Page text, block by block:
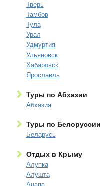
Тверь
Тамбов
Тула
Урал
Удмуртия
Ульяновск
Хабаровск
Ярославль
Туры по Абхазии
Абхазия
Туры по Белоруссии
Беларусь
Отдых в Крыму
Алупка
Алушта